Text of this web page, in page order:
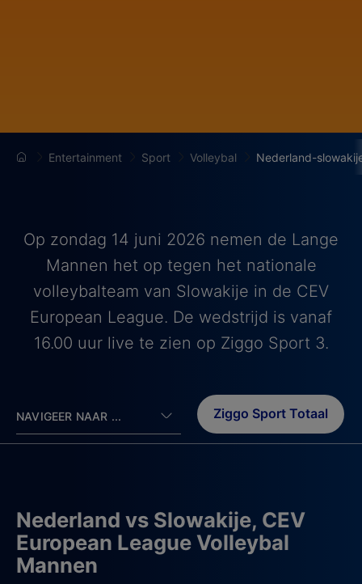
Entertainment Sport Volleybal Nederland-
Op zondag 14 juni 2026 nemen de Lange
Mannen het op tegen het nationale
volleybalteam van Slowakije in de CEV
European League. De wedstrijd is vanaf
16.00 uur live te zien op Ziggo Sport 3.
NAVIGEER NAAR ... Ziggo Sport Totaal
Nederland vs Slowakije, CEV
European League Volleybal
Mannen